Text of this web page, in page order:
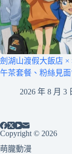
劍湖山渡假大飯店
午茶套餐、粉絲見
2026 年 8 月 3
Copyright © 2026
萌朧動漫